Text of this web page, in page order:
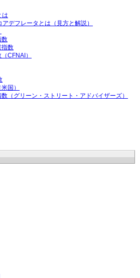
は
デフレータとは（見方と解説）
数
指数
CFNAI）
国）
（グリーン・ストリート・アドバイザーズ）